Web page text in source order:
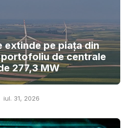
extinde pe piața din
portofoliu de centrale
277,3 MW
iul. 31, 2026